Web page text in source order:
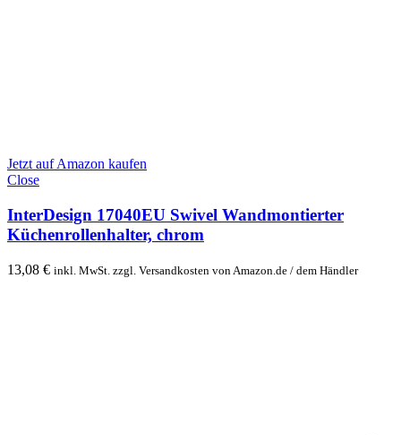
Jetzt auf Amazon kaufen
Close
InterDesign 17040EU Swivel Wandmontierter
Küchenrollenhalter, chrom
13,08 € inkl. MwSt. zzgl. Versandkosten von Amazon.de / dem Händler